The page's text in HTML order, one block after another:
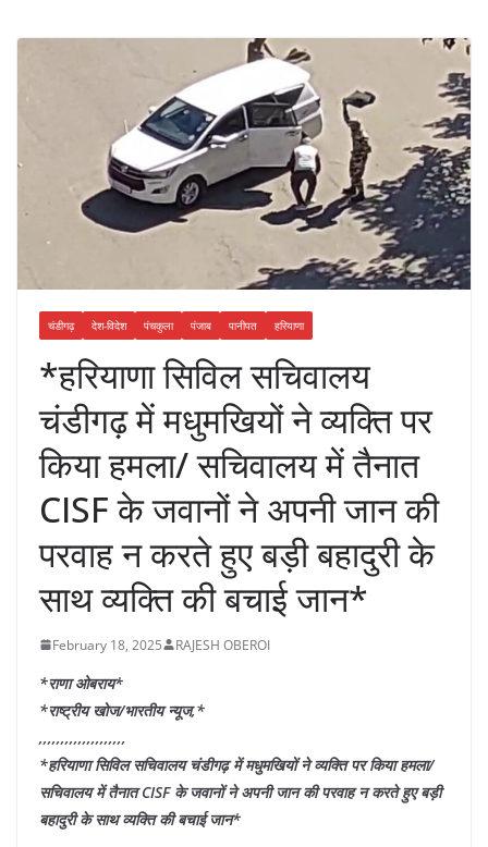
चंडीगढ़ देश-विदेश पंचकुला पंजाब पानीपत हरियाणा
*हरियाणा सिविल सचिवालय
चंडीगढ़ में मधुमखियों ने व्यक्ति पर
किया हमला/ सचिवालय में तैनात
CISF के जवानों ने अपनी जान की
परवाह न करते हुए बड़ी बहादुरी के
साथ व्यक्ति की बचाई जान*
February 18, 2025 RAJESH OBEROI
*राणा ओबराय*
*राष्ट्रीय खोज/भारतीय न्यूज,*
,,,,,,,,,,,,,,,,,,,,
*हरियाणा सिविल सचिवालय चंडीगढ़ में मधुमखियों ने व्यक्ति पर किया हमला/
सचिवालय में तैनात CISF के जवानों ने अपनी जान की परवाह न करते हुए बड़ी
बहादुरी के साथ व्यक्ति की बचाई जान*